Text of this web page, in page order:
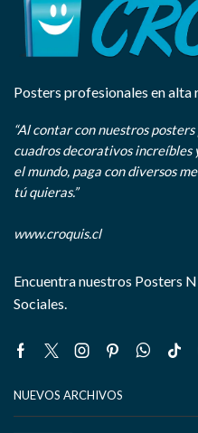
Posters profesionales en alta
“Al contar con nuestros
cuadros decorativos increíbles
el mundo, paga con diversos
tú quieras.”
www.croquis.cl
Encuentra nuestros Posters
Sociales.
Facebook
TwitterInstagram
Pinterest
NUEVOS ARCHIVOS